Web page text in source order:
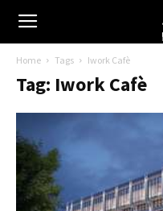
Home Tags Iwork Cafè
Tag: Iwork Cafè